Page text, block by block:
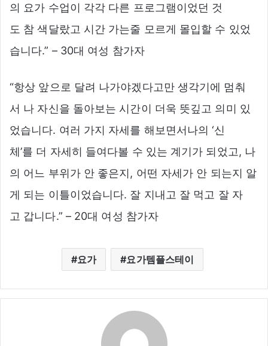
의 요가 수업이 각각 다른 프로그램이었던 것
도 참 색달랐고 시간 가는줄 모르게 몰입할 수 있었
습니다.” – 30대 여성 참가자
“항상 앞으로 달려 나가야겠다고만 생각기에 멈춰
서 나 자신을 돌아보는 시간이 더욱 뜻깊고 의미 있
었습니다. 여러 가지 자세를 해보면서나의 ‘신
체’를 더 자세히 들여다볼 수 있는 계기가 되었고, 나
의 어느 부위가 안 좋은지, 어떤 자세가 안 되는지 알
게 되는 이틀이었습니다. 잘 지내고 잘 먹고 잘 자
고 갑니다.” – 20대 여성 참가자
요가 요가템플스테이